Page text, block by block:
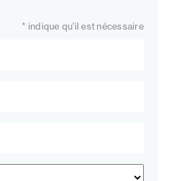
* indique qu'il est nécessaire